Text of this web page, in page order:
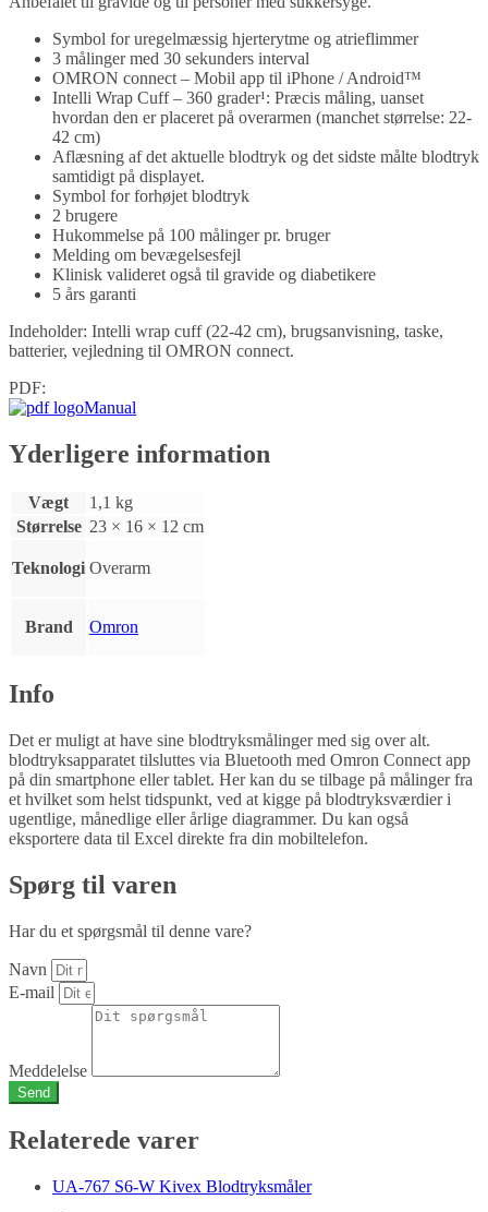
Symbol for uregelmæssig hjerterytme og atrieflimmer
3 målinger med 30 sekunders interval
OMRON connect – Mobil app til iPhone / Android™
Intelli Wrap Cuff – 360 grader¹: Præcis måling, uanset
hvordan den er placeret på overarmen (manchet størrelse: 22-
42 cm)
Aflæsning af det aktuelle blodtryk og det sidste målte blodtryk
samtidigt på displayet.
Symbol for forhøjet blodtryk
2 brugere
Hukommelse på 100 målinger pr. bruger
Melding om bevægelsesfejl
Klinisk valideret også til gravide og diabetikere
5 års garanti
Indeholder: Intelli wrap cuff (22-42 cm), brugsanvisning, taske,
batterier, vejledning til OMRON connect.
PDF:
Manual
Yderligere information
Vægt
1,1 kg
Størrelse 23 × 16 × 12 cm
Teknologi Overarm
Brand Omron
Info
Det er muligt at have sine blodtryksmålinger med sig over alt.
blodtryksapparatet tilsluttes via Bluetooth med Omron Connect app
på din smartphone eller tablet. Her kan du se tilbage på målinger fra
et hvilket som helst tidspunkt, ved at kigge på blodtryksværdier i
ugentlige, månedlige eller årlige diagrammer. Du kan også
eksportere data til Excel direkte fra din mobiltelefon.
Spørg til varen
Har du et spørgsmål til denne vare?
Navn
E-mail
Meddelelse
Send
Relaterede varer
UA-767 S6-W Kivex Blodtryksmåler